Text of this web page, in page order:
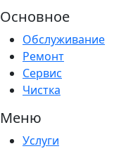
Основное
Обслуживание
Ремонт
Сервис
Чистка
Меню
Услуги